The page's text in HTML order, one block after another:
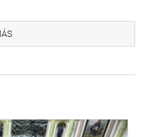
la reforma “restablece
se ha perdido: en las
“Según el INPE,